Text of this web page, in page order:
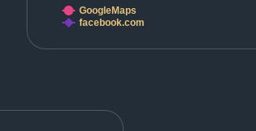
GoogleMaps
facebook.com